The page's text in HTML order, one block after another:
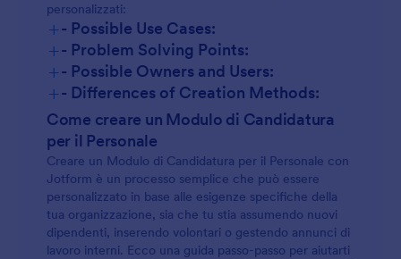
personalizzati:
+- Possible Use Cases:
+- Problem Solving Points:
+- Possible Owners and Users:
+- Differences of Creation Methods:
Come creare un Modulo di Candidatura
per il Personale
Creare un Modulo di Candidatura per il Personale con
Jotform è un processo semplice che può essere
personalizzato in base alle esigenze specifiche della
tua organizzazione, sia che tu stia assumendo nuovi
dipendenti, inserendo volontari o gestendo annunci di
lavoro interni. Ecco una guida passo-passo per aiutarti